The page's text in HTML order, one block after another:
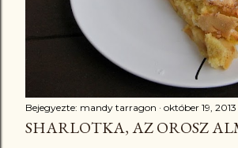
Bejegyezte: mandy tarragon október 19, 2013
SHARLOTKA, AZ OROSZ